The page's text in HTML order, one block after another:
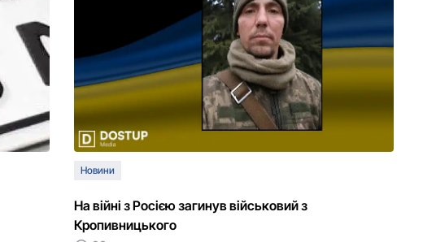
Новини
На війні з Росією загинув військовий з
Кропивницького